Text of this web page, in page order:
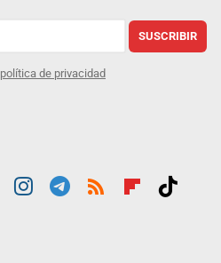
SUSCRIBIR
política de privacidad